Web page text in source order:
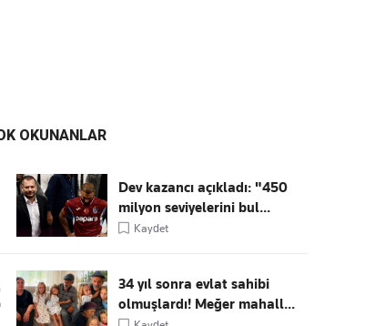
OKUNANLAR
Dev kazancı açıkladı: "450
milyon seviyelerini bul...
Kaydet
34 yıl sonra evlat sahibi
olmuşlardı! Meğer mahall...